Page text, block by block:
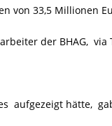
von 33,5 Millionen
der BHAG, via
aufgezeigt hätte,